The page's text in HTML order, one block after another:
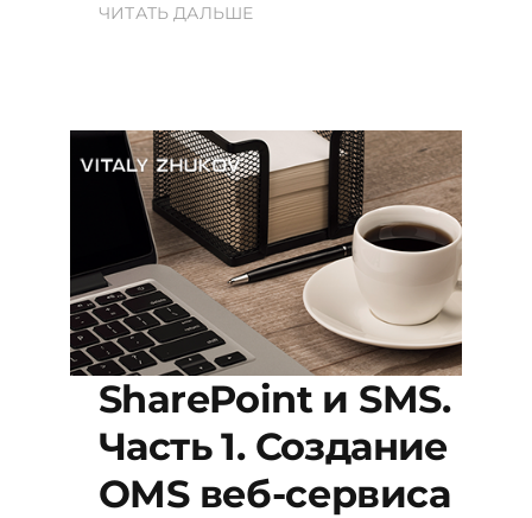
ЧИТАТЬ ДАЛЬШЕ
SharePoint и SMS.
Часть 1. Создание
OMS веб-сервиса